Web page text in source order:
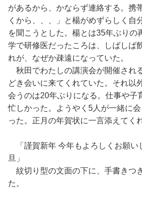
があるから、かならず連絡する。携
くから、、、」と楊がめずらしく自
を聞こうとした。楊とは35年ぶりの
学で研修医だったころは、しばしば
れが、なぜか疎遠になっていた。
秋田でわたしの講演会が開催され
どき会いに来てくれていた。それ以
会うのは20年ぶりになる。仕事や子
忙しかった。ようやく5人が一緒に
った。正月の年賀状に一言添えてく
「謹賀新年 今年もよろしくお願い
旦」
紋切り型の文面の下に、手書きつ
た。